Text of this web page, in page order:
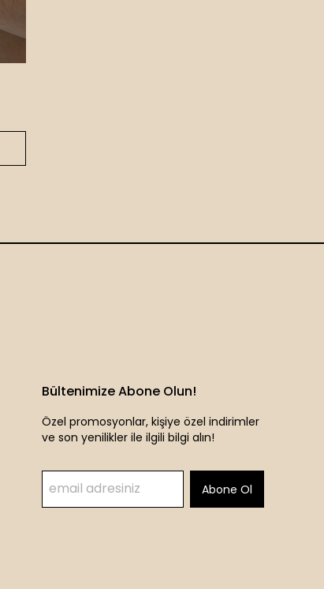
Bültenimize Abone Olun!
Özel promosyonlar, kişiye özel indirimler
ve son yenilikler ile ilgili bilgi alın!
Abone Ol